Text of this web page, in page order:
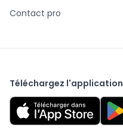
Contact pro
Téléchargez l'application